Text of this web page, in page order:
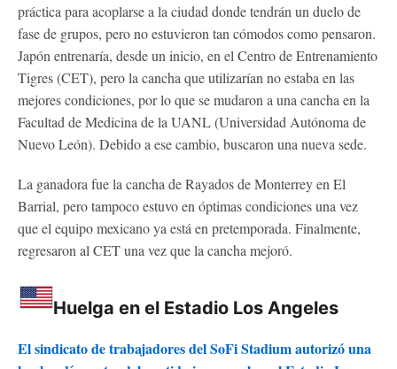
práctica para acoplarse a la ciudad donde tendrán un duelo de
fase de grupos, pero no estuvieron tan cómodos como pensaron.
Japón entrenaría, desde un inicio, en el Centro de Entrenamiento
Tigres (CET), pero la cancha que utilizarían no estaba en las
mejores condiciones, por lo que se mudaron a una cancha en la
Facultad de Medicina de la UANL (Universidad Autónoma de
Nuevo León). Debido a ese cambio, buscaron una nueva sede.
La ganadora fue la cancha de Rayados de Monterrey en El
Barrial, pero tampoco estuvo en óptimas condiciones una vez
que el equipo mexicano ya está en pretemporada. Finalmente,
regresaron al CET una vez que la cancha mejoró.
Huelga en el Estadio Los Angeles
El sindicato de trabajadores del SoFi Stadium autorizó una